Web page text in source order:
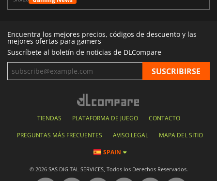
Encuentra los mejores precios, códigos de descuento y las
mejores ofertas para gamers
Suscríbete al boletín de noticias de DLCompare
TIENDAS PLATAFORMA DE JUEGO CONTACTO
PREGUNTAS MÁS FRECUENTES AVISO LEGAL MAPA DEL SITIO
SPAIN
© 2026 SAS DIGITAL SERVICES, Todos los Derechos Reservados.